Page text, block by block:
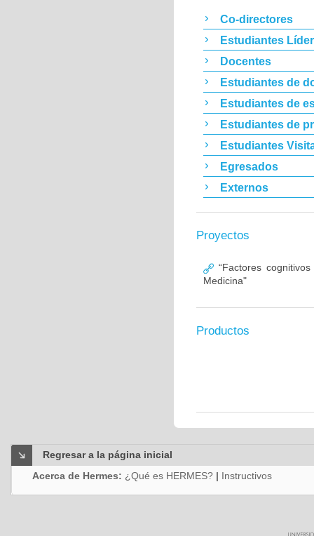
Co-directores
Estudiantes
Docentes
Estudiantes de
Estudiantes de
Estudiantes de
Estudiantes
Egresados
Externos
Proyectos
“Factores
Medicina"
Productos
Regresar a la página inicial
Acerca de Hermes: ¿Qué es HERMES? | Instructivos